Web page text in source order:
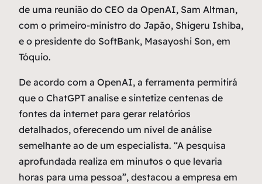
de uma reunião do CEO da OpenAI, Sam Altman,
com o primeiro-ministro do Japão, Shigeru Ishiba,
e o presidente do SoftBank, Masayoshi Son, em
Tóquio.
De acordo com a OpenAI, a ferramenta permitirá
que o ChatGPT analise e sintetize centenas de
fontes da internet para gerar relatórios
detalhados, oferecendo um nível de análise
semelhante ao de um especialista. “A pesquisa
aprofundada realiza em minutos o que levaria
horas para uma pessoa”, destacou a empresa em